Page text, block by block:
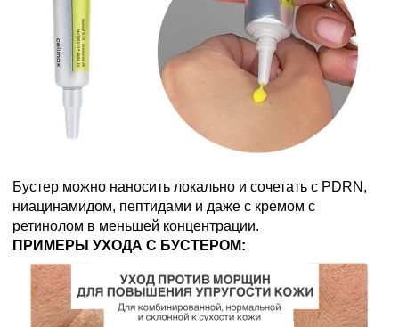
Бустер можно наносить локально и сочетать с PDRN,
ниацинамидом, пептидами и даже с кремом с
ретинолом в меньшей концентрации.
ПРИМЕРЫ УХОДА С БУСТЕРОМ: